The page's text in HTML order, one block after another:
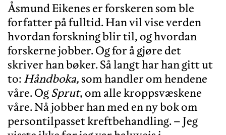
Åsmund Eikenes er forskeren som ble
forfatter på fulltid. Han vil vise verden
hvordan forskning blir til, og hvordan
forskerne jobber. Og for å gjøre det
skriver han bøker. Så langt har han gitt ut
to: Håndboka,som handler om hendene
våre. OgSprut, om alle kroppsvæskene
våre. Nå jobber han med en ny bok om
persontilpasset kreftbehandling. – Jeg